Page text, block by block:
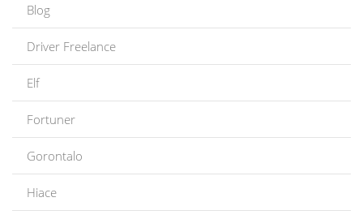
Blog
Driver Freelance
Elf
Fortuner
Gorontalo
Hiace